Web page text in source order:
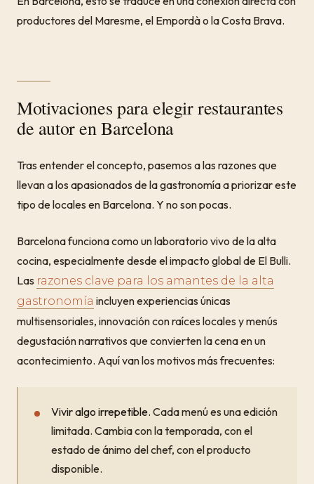
productores del Maresme, el Empordà o la Costa Brava.
Motivaciones para elegir restaurantes
de autor en Barcelona
Tras entender el concepto, pasemos a las razones que
llevan a los apasionados de la gastronomía a priorizar este
tipo de locales en Barcelona. Y no son pocas.
Barcelona funciona como un laboratorio vivo de la alta
cocina, especialmente desde el impacto global de El Bulli.
Las razones clave para los amantes de la alta
gastronomía incluyen experiencias únicas
multisensoriales, innovación con raíces locales y menús
degustación narrativos que convierten la cena en un
acontecimiento. Aquí van los motivos más frecuentes:
Vivir algo irrepetible. Cada menú es una edición
limitada. Cambia con la temporada, con el
estado de ánimo del chef, con el producto
disponible.